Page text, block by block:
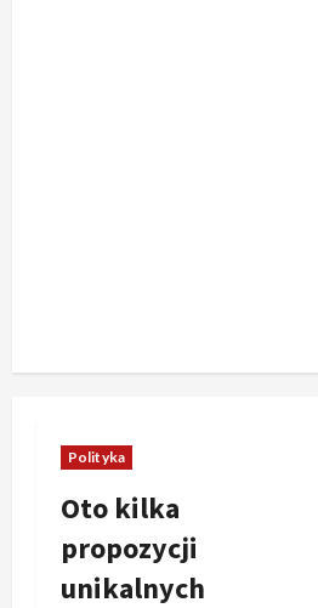
Polityka
Oto kilka
propozycji
unikalnych